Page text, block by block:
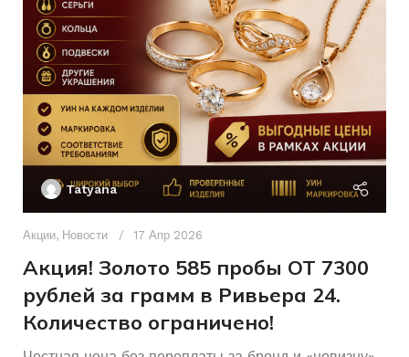
КОЛИЧЕСТВО КАМНЕЙ 4
ДЛЯ КОГО Женщинам
СОСТОЯНИЕ Б/У
БРЕНД Без бренда
КОЛИЧЕСТВО КАМНЕЙ
РАЗМЕР КОЛЬЦА
ДЛЯ КОГО
Tatyana
Акции, Новости 17 Апр 2026
Акция! Золото 585 пробы ОТ 7300
рублей за грамм в Ривьера 24.
Количество ограничено!